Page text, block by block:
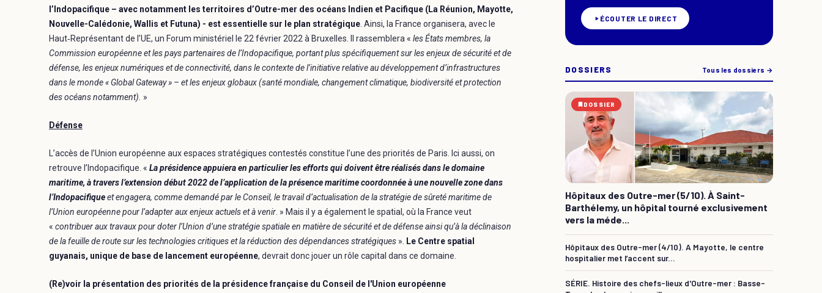
l’Indopacifique – avec notamment les territoires d’Outre-mer des océans Indien et Pacifique (La Réunion, Mayotte,
Nouvelle-Calédonie, Wallis et Futuna) - est essentielle sur le plan stratégique . Ainsi, la France organisera, avec le
Haut‑Représentant de l’UE, un Forum ministériel le 22 février 2022 à Bruxelles. Il rassemblera « les États membres, la
Commission européenne et les pays partenaires de l’Indopacifique, portant plus spécifiquement sur les enjeux de sécurité et de
défense, les enjeux numériques et de connectivité, dans le contexte de l’initiative relative au développement d’infrastructures
dans le monde « Global Gateway » – et les enjeux globaux (santé mondiale, changement climatique, biodiversité et protection
des océans notamment). »
Défense
L’accès de l’Union européenne aux espaces stratégiques contestés constitue l’une des priorités de Paris. Ici aussi, on
retrouve l’Indopacifique. « La présidence appuiera en particulier les efforts qui doivent être réalisés dans le domaine
maritime, à travers l’extension début 2022 de l’application de la présence maritime coordonnée à une nouvelle zone dans
l’Indopacifiqueet engagera, comme demandé par le Conseil, le travail d’actualisation de la stratégie de sûreté maritime de
l’Union européenne pour l’adapter aux enjeux actuels et à venir . » Mais il y a également le spatial, où la France veut
« contribuer aux travaux pour doter l’Union d’une stratégie spatiale en matière de sécurité et de défense ainsi qu’à la déclinaison
de la feuille de route sur les technologies critiqueset la réduction des dépendances stratégiques ».
Le Centre spatial
guyanais, unique de base de lancement européenne, devrait donc jouer un rôle capital dans ce domaine.
(Re)voir la présentation des priorités de la présidence française du Conseil de l'Union européenne
ÉCOUTER LE DIRECT
DOSSIERS Tous les dossiers →
DOSSIER
Hôpitaux des Outre-mer (5/10). À Saint-
Barthélemy, un hôpital tourné exclusivement
vers la méde...
Hôpitaux des Outre-mer (4/10). A Mayotte, le centre
hospitalier met l’accent sur...
SÉRIE. Histoire des chefs-lieux d'Outre-mer : Basse-